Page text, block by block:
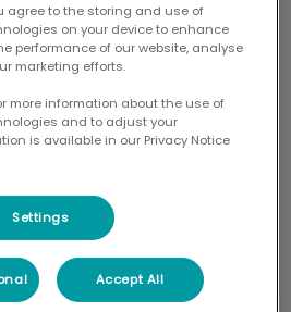
TFA-TEAM
agree to the storing and use of
on your device to enhance
performance of our website, analyse
marketing efforts.
more information about the use of
and to adjust your
is available in our Privacy Notice
Settings
Accept All